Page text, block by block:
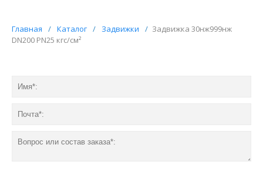
Главная / Каталог / Задвижки / Задвижка 30нж999нж
DN200 PN25 кгс/см²